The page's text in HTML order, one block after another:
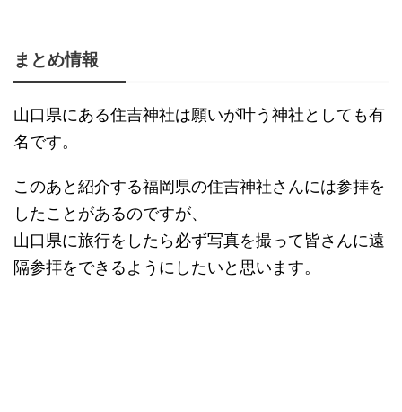
まとめ情報
山口県にある住吉神社は願いが叶う神社としても有
名です。
このあと紹介する福岡県の住吉神社さんには参拝を
したことがあるのですが、
山口県に旅行をしたら必ず写真を撮って皆さんに遠
隔参拝をできるようにしたいと思います。